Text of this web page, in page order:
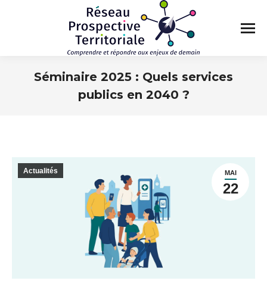
Séminaire 2025 : Quels services
publics en 2040 ?
MAI
22
Actualités